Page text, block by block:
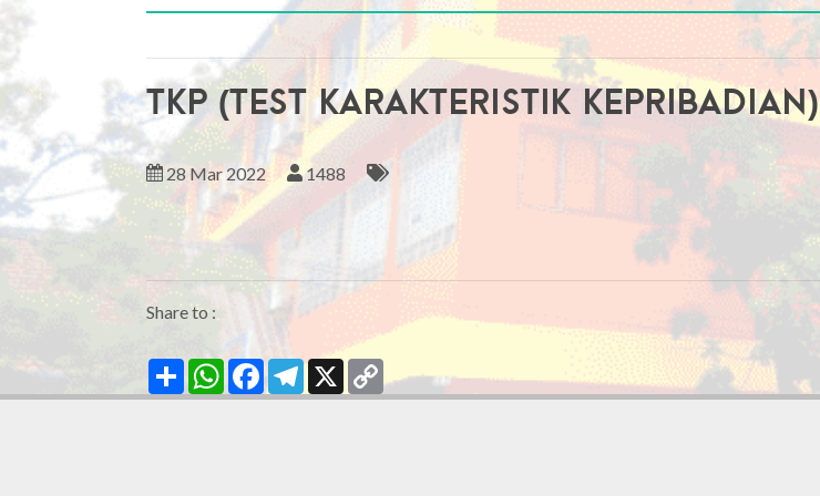
tkp (test karakteristik kepribadian)
28 Mar 2022 1488
Share to :
Share WhatsAppFacebookTelegram
X
Link